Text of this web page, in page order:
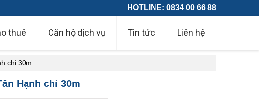
HOTLINE: 0834 00 66 88
thuê Căn hộ dịch vụ Tin tức Liên hệ
chỉ 30m
Hạnh chỉ 30m